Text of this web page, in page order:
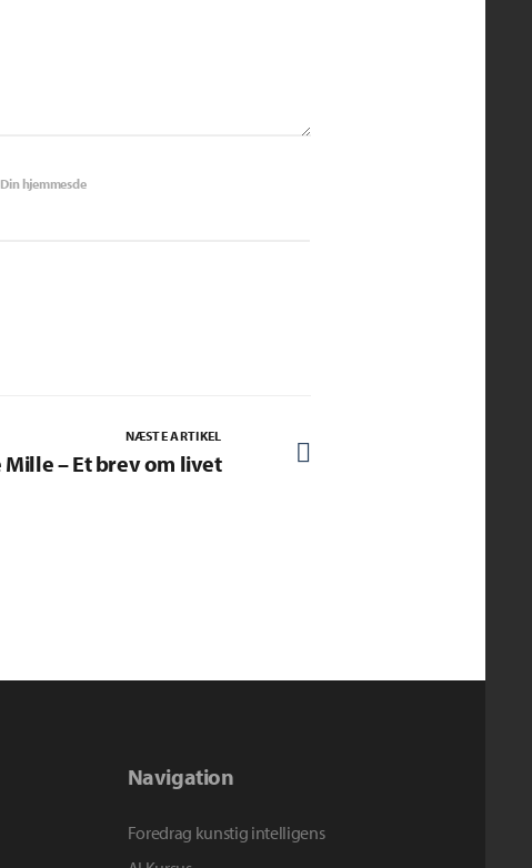
Din hjemmesde
NÆSTE ARTIKEL
– Et brev om livet
Navigation
Foredrag kunstig intelligens